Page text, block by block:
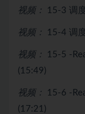
视频： 15-3 调
视频： 15-4 调
视频：
15-5 -
(15:49)
视频：
15-6 -
(17:21)